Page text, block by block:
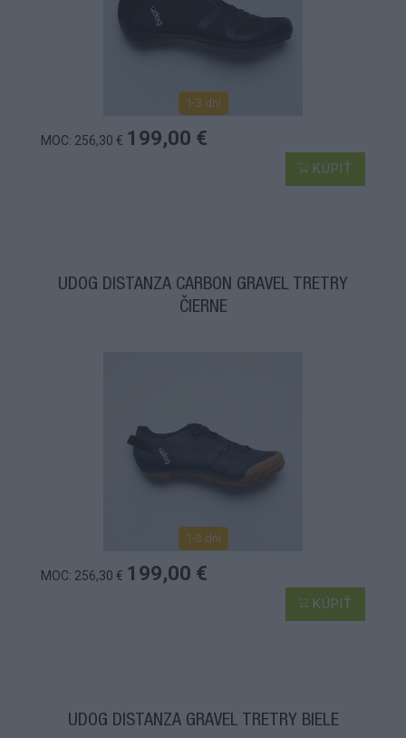
1-3 dní
MOC: 256,30 € 199,00 €
KÚPIŤ
UDOG DISTANZA CARBON GRAVEL TRETRY
ČIERNE
1-3 dní
MOC: 256,30 € 199,00 €
KÚPIŤ
UDOG DISTANZA GRAVEL TRETRY BIELE